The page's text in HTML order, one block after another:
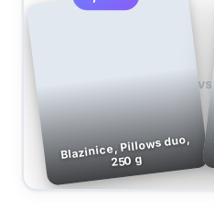
Blazinice, Pillows duo,
250 g
VS